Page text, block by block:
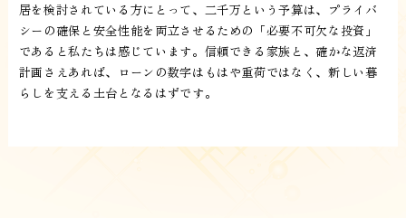
居を検討されている方にとって、二千万という予算は、プライバ
シーの確保と安全性能を両立させるための「必要不可欠な投資」
であると私たちは感じています。信頼できる家族と、確かな返済
計画さえあれば、ローンの数字はもはや重荷ではなく、新しい暮
らしを支える土台となるはずです。